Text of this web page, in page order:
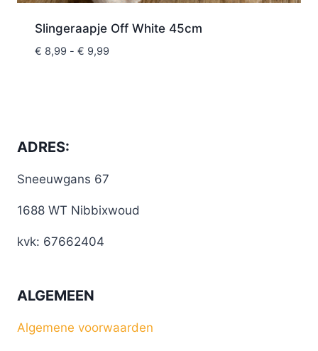
Slingeraapje Off White 45cm
€ 8,99 - € 9,99
ADRES:
Sneeuwgans 67
1688 WT Nibbixwoud
kvk: 67662404
ALGEMEEN
Algemene voorwaarden